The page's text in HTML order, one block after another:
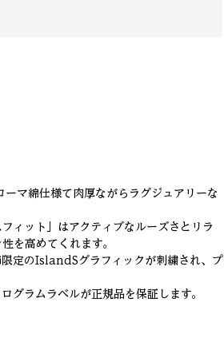
マ綿仕様て肉厚ながらラグジュアリーな
ィット」はアクティブなルーズさとリラ
を高めてくれます。
定のIslandSグラフィックが刺繍され、プ
ラムラベルが正規品を保証します。